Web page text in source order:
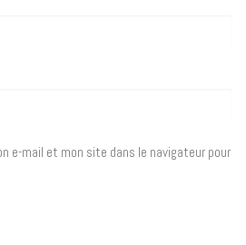
e-mail et mon site dans le navigateur pour